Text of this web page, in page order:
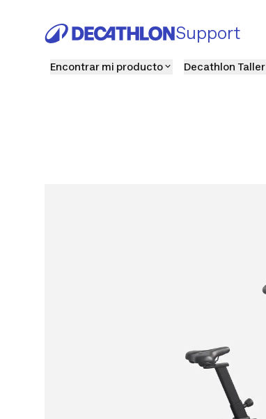
Support
Encontrar mi producto Decathlon Taller